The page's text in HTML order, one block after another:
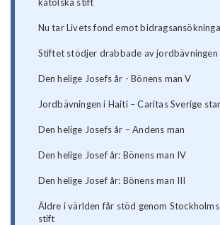
Nu tar Livets fond emot
Stiftet stödjer drabbade av jordbävningen
Den helige Josefs år - Bönens man V
Jordbävningen i Haiti – Caritas Sverige
Den helige Josefs år – Andens man
Den helige Josef år: Bönens man IV
Den helige Josef år: Bönens man III
Äldre i världen får stöd genom
stift